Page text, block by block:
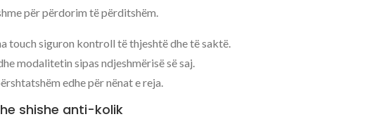
për përdorim të përditshëm.
touch siguron kontroll të thjeshtë dhe të saktë.
modalitetin sipas ndjeshmërisë së saj.
edhe për nënat e reja.
shishe anti-kolik